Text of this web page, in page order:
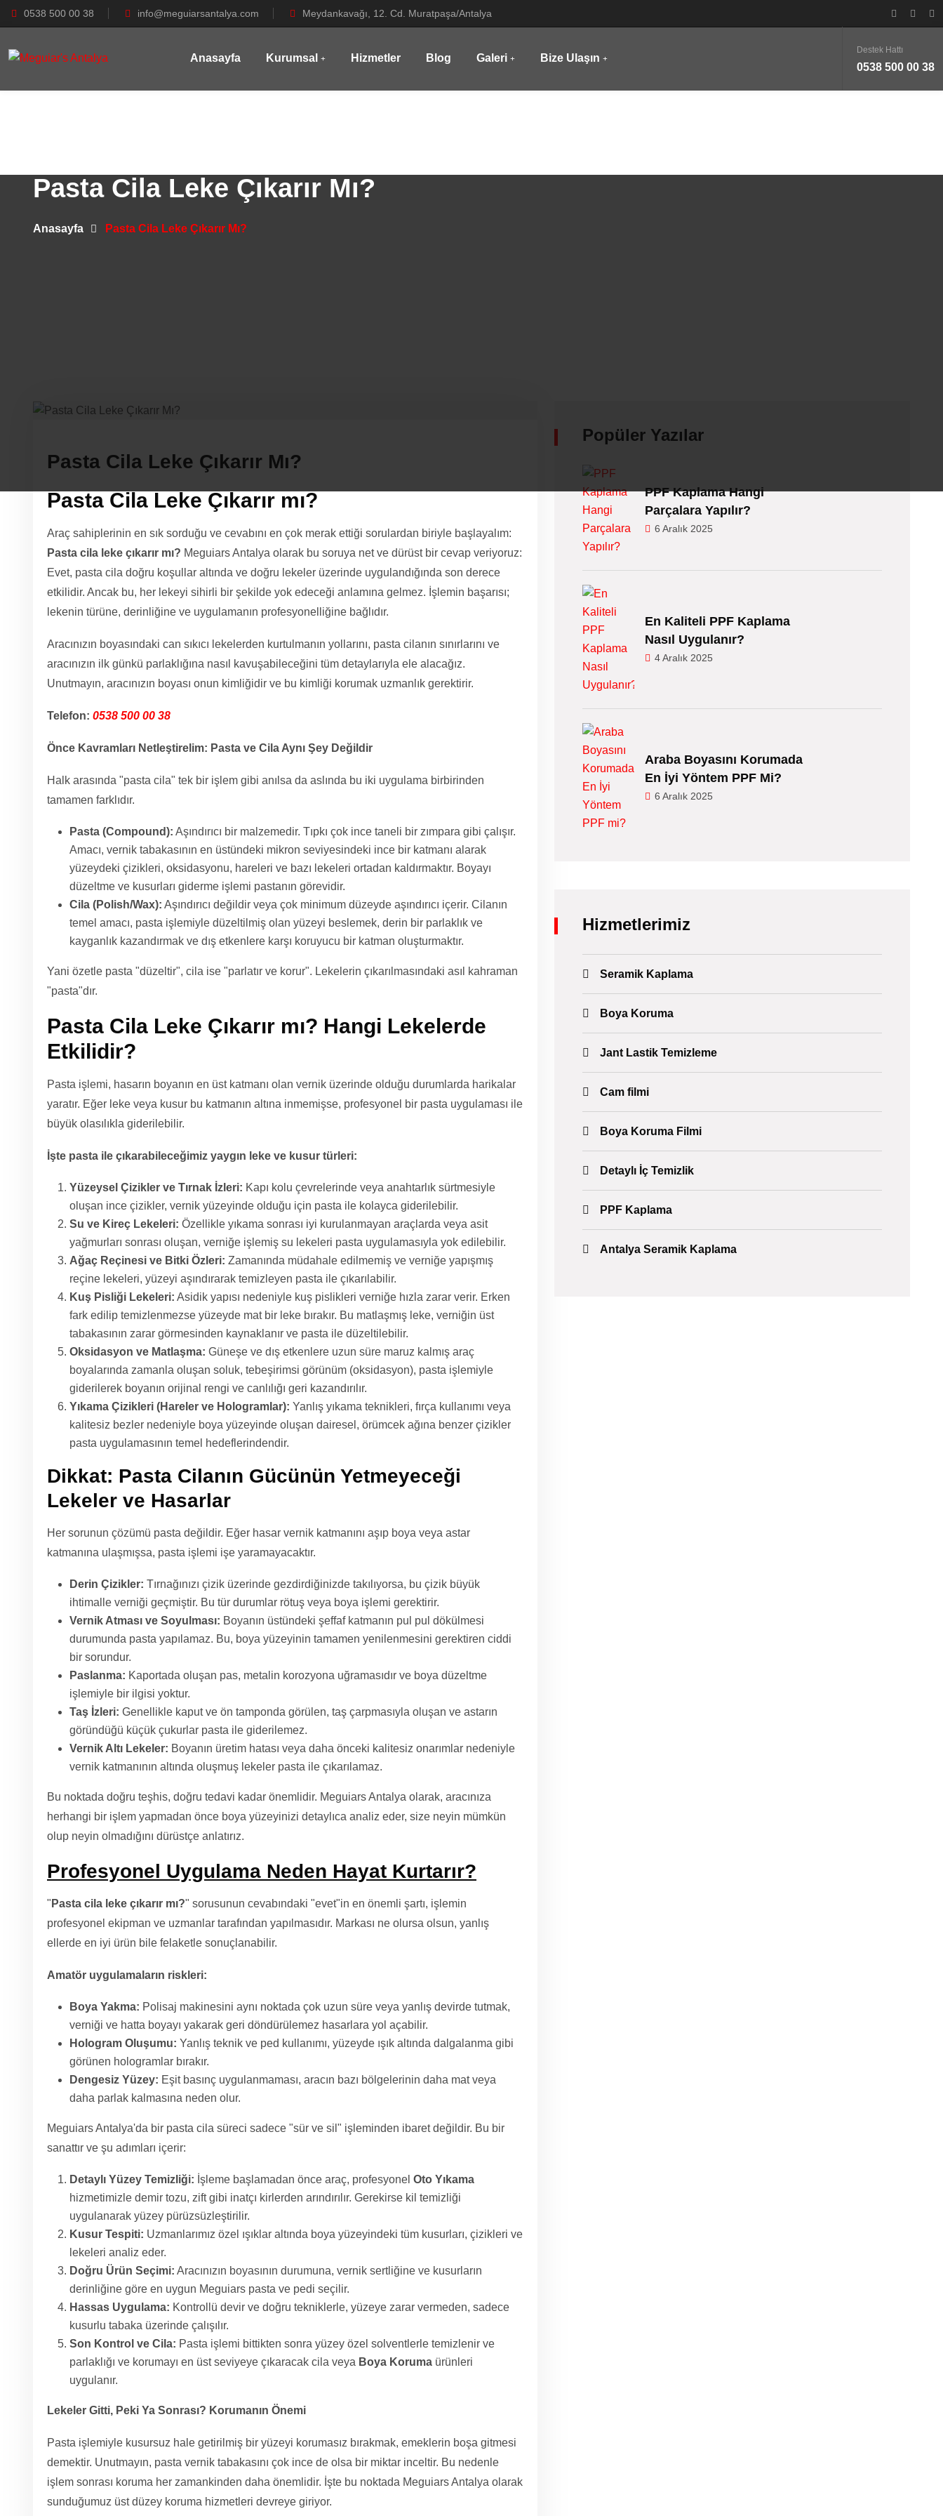
0538 500 00 38 info@meguiarsantalya.com Meydankavağı, 12. Cd. Muratpaşa/Antalya
Anasayfa Kurumsal Hizmetler Blog Galeri Bize Ulaşın
Destek Hattı
0538 500 00 38
Pasta Cila Leke Çıkarır Mı?
Anasayfa Pasta Cila Leke Çıkarır Mı?
Pasta Cila Leke Çıkarır Mı?
Pasta Cila Leke Çıkarır mı?
Araç sahiplerinin en sık sorduğu ve cevabını en çok merak ettiği sorulardan biriyle başlayalım:
Pasta cila leke çıkarır mı? Meguiars Antalya olarak bu soruya net ve dürüst bir cevap veriyoruz:
Evet, pasta cila doğru koşullar altında ve doğru lekeler üzerinde uygulandığında son derece
etkilidir. Ancak bu, her lekeyi sihirli bir şekilde yok edeceği anlamına gelmez. İşlemin başarısı;
lekenin türüne, derinliğine ve uygulamanın profesyonelliğine bağlıdır.
Aracınızın boyasındaki can sıkıcı lekelerden kurtulmanın yollarını, pasta cilanın sınırlarını ve
aracınızın ilk günkü parlaklığına nasıl kavuşabileceğini tüm detaylarıyla ele alacağız.
Unutmayın, aracınızın boyası onun kimliğidir ve bu kimliği korumak uzmanlık gerektirir.
Telefon: 0538 500 00 38
Önce Kavramları Netleştirelim: Pasta ve Cila Aynı Şey Değildir
Halk arasında "pasta cila" tek bir işlem gibi anılsa da aslında bu iki uygulama birbirinden
tamamen farklıdır.
Pasta (Compound): Aşındırıcı bir malzemedir. Tıpkı çok ince taneli bir zımpara gibi çalışır.
Amacı, vernik tabakasının en üstündeki mikron seviyesindeki ince bir katmanı alarak
yüzeydeki çizikleri, oksidasyonu, hareleri ve bazı lekeleri ortadan kaldırmaktır. Boyayı
düzeltme ve kusurları giderme işlemi pastanın görevidir.
Cila (Polish/Wax): Aşındırıcı değildir veya çok minimum düzeyde aşındırıcı içerir. Cilanın
temel amacı, pasta işlemiyle düzeltilmiş olan yüzeyi beslemek, derin bir parlaklık ve
kayganlık kazandırmak ve dış etkenlere karşı koruyucu bir katman oluşturmaktır.
Yani özetle pasta "düzeltir", cila ise "parlatır ve korur". Lekelerin çıkarılmasındaki asıl kahraman
"pasta"dır.
Pasta Cila Leke Çıkarır mı? Hangi Lekelerde
Etkilidir?
Pasta işlemi, hasarın boyanın en üst katmanı olan vernik üzerinde olduğu durumlarda harikalar
yaratır. Eğer leke veya kusur bu katmanın altına inmemişse, profesyonel bir pasta uygulaması ile
büyük olasılıkla giderilebilir.
İşte pasta ile çıkarabileceğimiz yaygın leke ve kusur türleri:
Yüzeysel Çizikler ve Tırnak İzleri: Kapı kolu çevrelerinde veya anahtarlık sürtmesiyle
oluşan ince çizikler, vernik yüzeyinde olduğu için pasta ile kolayca giderilebilir.
Su ve Kireç Lekeleri: Özellikle yıkama sonrası iyi kurulanmayan araçlarda veya asit
yağmurları sonrası oluşan, verniğe işlemiş su lekeleri pasta uygulamasıyla yok edilebilir.
Ağaç Reçinesi ve Bitki Özleri: Zamanında müdahale edilmemiş ve verniğe yapışmış
reçine lekeleri, yüzeyi aşındırarak temizleyen pasta ile çıkarılabilir.
Kuş Pisliği Lekeleri: Asidik yapısı nedeniyle kuş pislikleri verniğe hızla zarar verir. Erken
fark edilip temizlenmezse yüzeyde mat bir leke bırakır. Bu matlaşmış leke, verniğin üst
tabakasının zarar görmesinden kaynaklanır ve pasta ile düzeltilebilir.
Oksidasyon ve Matlaşma: Güneşe ve dış etkenlere uzun süre maruz kalmış araç
boyalarında zamanla oluşan soluk, tebeşirimsi görünüm (oksidasyon), pasta işlemiyle
giderilerek boyanın orijinal rengi ve canlılığı geri kazandırılır.
Yıkama Çizikleri (Hareler ve Hologramlar): Yanlış yıkama teknikleri, fırça kullanımı veya
kalitesiz bezler nedeniyle boya yüzeyinde oluşan dairesel, örümcek ağına benzer çizikler
pasta uygulamasının temel hedeflerindendir.
Dikkat: Pasta Cilanın Gücünün Yetmeyeceği
Lekeler ve Hasarlar
Her sorunun çözümü pasta değildir. Eğer hasar vernik katmanını aşıp boya veya astar
katmanına ulaşmışsa, pasta işlemi işe yaramayacaktır.
Derin Çizikler: Tırnağınızı çizik üzerinde gezdirdiğinizde takılıyorsa, bu çizik büyük
ihtimalle verniği geçmiştir. Bu tür durumlar rötuş veya boya işlemi gerektirir.
Vernik Atması ve Soyulması: Boyanın üstündeki şeffaf katmanın pul pul dökülmesi
durumunda pasta yapılamaz. Bu, boya yüzeyinin tamamen yenilenmesini gerektiren ciddi
bir sorundur.
Paslanma: Kaportada oluşan pas, metalin korozyona uğramasıdır ve boya düzeltme
işlemiyle bir ilgisi yoktur.
Taş İzleri: Genellikle kaput ve ön tamponda görülen, taş çarpmasıyla oluşan ve astarın
göründüğü küçük çukurlar pasta ile giderilemez.
Vernik Altı Lekeler: Boyanın üretim hatası veya daha önceki kalitesiz onarımlar nedeniyle
vernik katmanının altında oluşmuş lekeler pasta ile çıkarılamaz.
Bu noktada doğru teşhis, doğru tedavi kadar önemlidir. Meguiars Antalya olarak, aracınıza
herhangi bir işlem yapmadan önce boya yüzeyinizi detaylıca analiz eder, size neyin mümkün
olup neyin olmadığını dürüstçe anlatırız.
Profesyonel Uygulama Neden Hayat Kurtarır?
" Pasta cila leke çıkarır mı?" sorusunun cevabındaki "evet"in en önemli şartı, işlemin
profesyonel ekipman ve uzmanlar tarafından yapılmasıdır. Markası ne olursa olsun, yanlış
ellerde en iyi ürün bile felaketle sonuçlanabilir.
Amatör uygulamaların riskleri:
Boya Yakma: Polisaj makinesini aynı noktada çok uzun süre veya yanlış devirde tutmak,
verniği ve hatta boyayı yakarak geri döndürülemez hasarlara yol açabilir.
Hologram Oluşumu: Yanlış teknik ve ped kullanımı, yüzeyde ışık altında dalgalanma gibi
görünen hologramlar bırakır.
Dengesiz Yüzey: Eşit basınç uygulanmaması, aracın bazı bölgelerinin daha mat veya
daha parlak kalmasına neden olur.
Meguiars Antalya'da bir pasta cila süreci sadece "sür ve sil" işleminden ibaret değildir. Bu bir
sanattır ve şu adımları içerir:
Detaylı Yüzey Temizliği: İşleme başlamadan önce araç, profesyonel Oto Yıkama
hizmetimizle demir tozu, zift gibi inatçı kirlerden arındırılır. Gerekirse kil temizliği
uygulanarak yüzey pürüzsüzleştirilir.
Kusur Tespiti: Uzmanlarımız özel ışıklar altında boya yüzeyindeki tüm kusurları, çizikleri ve
lekeleri analiz eder.
Doğru Ürün Seçimi: Aracınızın boyasının durumuna, vernik sertliğine ve kusurların
derinliğine göre en uygun Meguiars pasta ve pedi seçilir.
Hassas Uygulama: Kontrollü devir ve doğru tekniklerle, yüzeye zarar vermeden, sadece
kusurlu tabaka üzerinde çalışılır.
Son Kontrol ve Cila: Pasta işlemi bittikten sonra yüzey özel solventlerle temizlenir ve
parlaklığı ve korumayı en üst seviyeye çıkaracak cila veya Boya Koruma ürünleri
uygulanır.
Lekeler Gitti, Peki Ya Sonrası? Korumanın Önemi
Pasta işlemiyle kusursuz hale getirilmiş bir yüzeyi korumasız bırakmak, emeklerin boşa gitmesi
demektir. Unutmayın, pasta vernik tabakasını çok ince de olsa bir miktar inceltir. Bu nedenle
işlem sonrası koruma her zamankinden daha önemlidir. İşte bu noktada Meguiars Antalya olarak
sunduğumuz üst düzey koruma hizmetleri devreye giriyor.
Popüler Yazılar
PPF Kaplama Hangi
Parçalara Yapılır?
6 Aralık 2025
En Kaliteli PPF Kaplama
Nasıl Uygulanır?
4 Aralık 2025
Araba Boyasını Korumada
En İyi Yöntem PPF Mi?
6 Aralık 2025
Hizmetlerimiz
Seramik Kaplama
Boya Koruma
Jant Lastik Temizleme
Cam filmi
Boya Koruma Filmi
Detaylı İç Temizlik
PPF Kaplama
Antalya Seramik Kaplama